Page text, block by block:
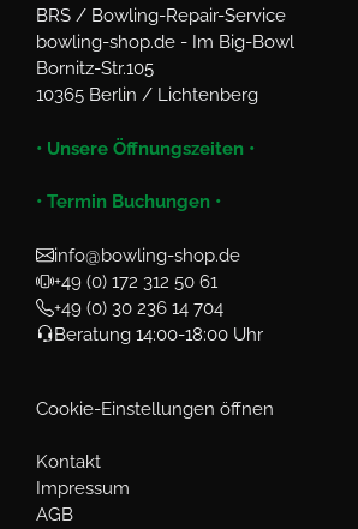
BRS / Bowling-Repair-Service
bowling-shop.de - Im Big-Bowl
Bornitz-Str.105
10365 Berlin / Lichtenberg
• Unsere Öffnungszeiten •
• Termin Buchungen •
info@bowling-shop.de
+49 (0) 172 312 50 61
+49 (0) 30 236 14 704
Beratung 14:00-18:00 Uhr
Cookie-Einstellungen öffnen
Kontakt
Impressum
AGB